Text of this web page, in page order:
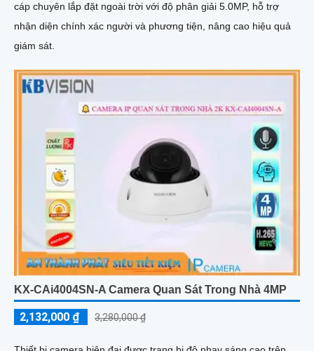
cáp chuyên lắp đặt ngoài trời với độ phân giải 5.0MP, hỗ trợ
nhận diện chính xác người và phương tiện, nâng cao hiệu quả
giám sát.
KX-CAi4004SN-A Camera Quan Sát Trong Nhà 4MP
2,132,000 ₫ 3,280,000 ₫